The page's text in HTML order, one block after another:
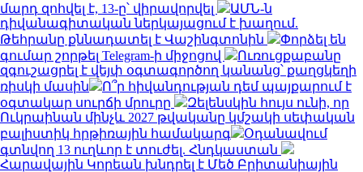
մարդ զոհվել է, 13-ը՝ վիրավորվել
ԱՄՆ-ն
դիվանագիտական ներկայացում է խաղում.
Թեհրանը քննադատել է Վաշինգտոնին
Փորձել են
գումար շորթել Telegram-ի միջոցով
Ուռուցքաբանը
զգուշացրել է վեյփ օգտագործող կանանց՝ քաղցկեղի
ռիսկի մասին
Ո՞ր հիվանդության դեմ պայքարում է
օգտակար սուրճի մրուրը
Զելենսկին հույս ունի, որ
Ուկրաինան մինչև 2027 թվականը կմշակի սեփական
բալիստիկ հրթիռային համակարգ
Օդանավում
գտնվող 13 ուղևոր է տուժել. Հնդկաստան
Հարավային Կորեան խնդրել է Մեծ Բրիտանիային